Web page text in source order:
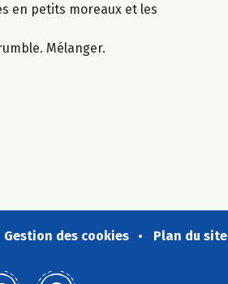
en petits moreaux et les
Mélanger.
Gestion des cookies Plan du site